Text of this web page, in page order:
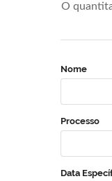
O
Nome
Processo
Data